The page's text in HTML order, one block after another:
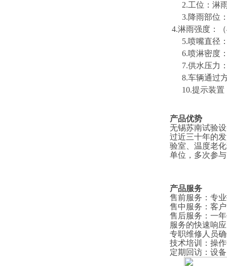
2.工位：淋
3.降雨部位
4.淋雨强度：（
5.喷嘴直径
6.喷淋密度
7.供水压力
8.车辆通过
10.提示装
产品优势
无锡苏南试验
过近三十年的
验室、温度老
单位，多次参
产品服务
售前服务 ： 专
售中服务 ： 客
售后服务 ： 一
服务的快速响应
专职维修人员
技术培训
： 操
定期回访 ： 设